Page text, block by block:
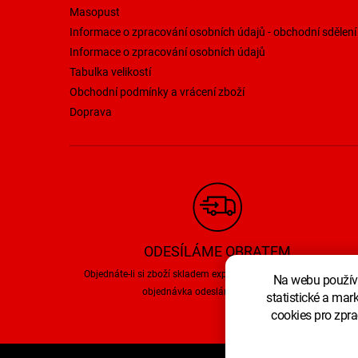
Na webu
statistické a
cookies pro
Masopust
Informace o zpracování osobních údajů - obchodní sdělení
Informace o zpracování osobních údajů
Tabulka velikostí
Obchodní podmínky a vrácení zboží
Doprava
ODESÍLÁME OBRATEM
Objednáte-li si zboží skladem expresní službou do 12:00, bude
objednávka odeslána ještě týž den.